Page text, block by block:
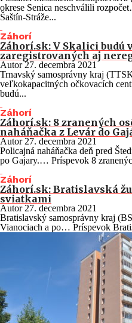
okrese Senica neschválili
Šaštín-Stráže...
Záhorí
Záhorí.sk: V Skalici budú
zaregistrovaných aj
Autor27. decembra 2021
Trnavský samosprávny kraj
veľkokapacitných očkovacích
budú...
Záhorí
Záhorí.sk: 8 zranených
naháňačka z Levár do
Autor 27. decembra 2021
Policajná naháňačka deň pred
po Gajary.… Príspevok 8
Záhorí
Záhorí.sk: Bratislavská
sviatkami
Autor 27. decembra 2021
Bratislavský samosprávny kraj
Vianociach a po… Príspevok